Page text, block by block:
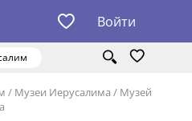
Войти
/ Музеи Иерусалима / Музей